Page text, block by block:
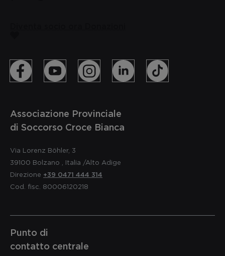
Associazione Provinciale
di Soccorso Croce Bianca
Via Lorenz Böhler, 3
39100 Bolzano Italia /Alto Adige
Direzione +39 0471 444 314
Cod. fisc. 80006120218
Punto di
contatto centrale